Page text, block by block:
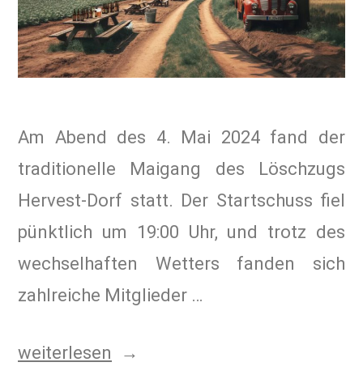
Am Abend des 4. Mai 2024 fand der
traditionelle Maigang des Löschzugs
Hervest-Dorf statt. Der Startschuss fiel
pünktlich um 19:00 Uhr, und trotz des
wechselhaften Wetters fanden sich
zahlreiche Mitglieder …
weiterlesen